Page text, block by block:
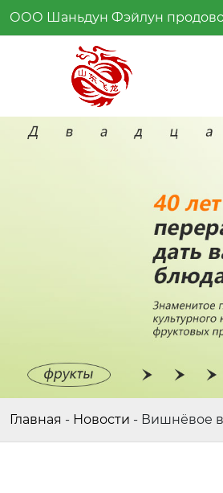
ООО Шаньдун Фэйлун
Главная - Новости - Вишнёвое